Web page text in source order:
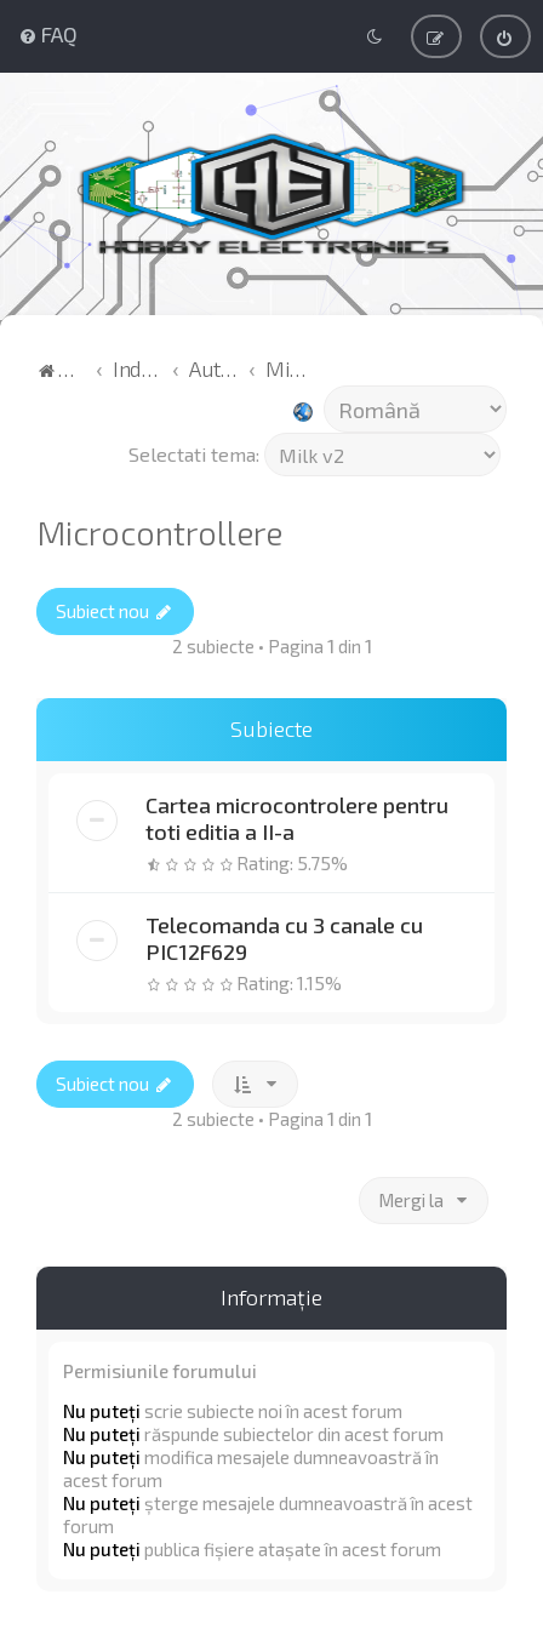
FAQ
Acasă Index Automatizari Microcontrollere
Selectati tema:
Microcontrollere
Subiect nou
2 subiecte • Pagina 1 din 1
Subiecte
Cartea microcontrolere pentru
toti editia a II-a
Rating: 5.75%
Telecomanda cu 3 canale cu
PIC12F629
Rating: 1.15%
Subiect nou
2 subiecte • Pagina 1 din 1
Mergi la
Informaţie
Permisiunile forumului
Nu puteţi scrie subiecte noi în acest forum
Nu puteţi răspunde subiectelor din acest forum
Nu puteţi modifica mesajele dumneavoastră în
acest forum
Nu puteţi şterge mesajele dumneavoastră în acest
forum
Nu puteţi publica fişiere ataşate în acest forum